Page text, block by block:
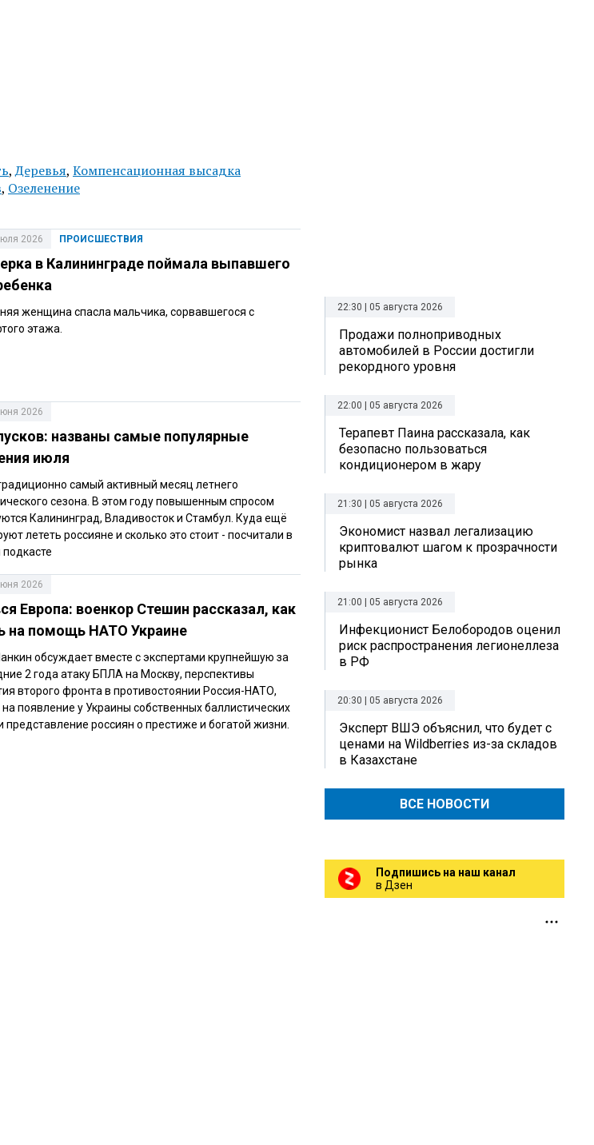
,Деревья, Компенсационная высадка
, Озеленение
ПРОИСШЕСТВИЯ
2026
в Калининграде поймала выпавшего
женщина спасла мальчика, сорвавшегося с
этажа.
2026
названы самые популярные
июля
самый активный месяц летнего
сезона. В этом году повышенным спросом
Калининград, Владивосток и Стамбул. Куда ещё
лететь россияне и сколько это стоит - посчитали в
2026
Европа: военкор Стешин рассказал, как
на помощь НАТО Украине
обсуждает вместе с экспертами крупнейшую за
2 года атаку БПЛА на Москву, перспективы
второго фронта в противостоянии Россия-НАТО,
появление у Украины собственных баллистических
представление россиян о престиже и богатой жизни.
22:30 | 05 августа 2026
Продажи полноприводных
автомобилей в России достигли
рекордного уровня
22:00 | 05 августа 2026
Терапевт Паина рассказала, как
безопасно пользоваться
кондиционером в жару
21:30 | 05 августа 2026
Экономист назвал легализацию
криптовалют шагом к прозрачности
рынка
21:00 | 05 августа 2026
Инфекционист Белобородов оценил
риск распространения легионеллеза
в РФ
20:30 | 05 августа 2026
Эксперт ВШЭ объяснил, что будет с
ценами на Wildberries из-за складов
в Казахстане
ВСЕ НОВОСТИ
Подпишись на наш канал
в Дзен